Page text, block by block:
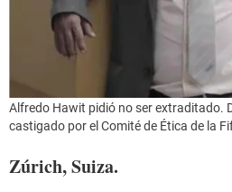
Alfredo Hawit pidió no ser extraditado.
castigado por el Comité de Ética de la
Zúrich, Suiza.